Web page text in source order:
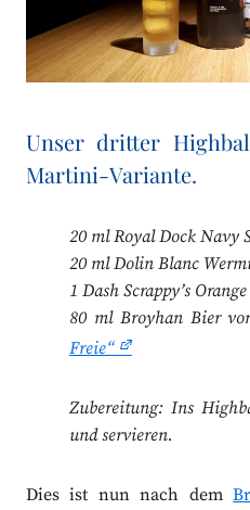
Unser dritter
Martini-Variante.
20 ml Royal Dock Navy
20 ml Dolin Blanc
1 Dash Scrappy’s
80 ml Broyhan Bier
Freie“
Zubereitung: Ins
und servieren.
Dies ist nun nach dem